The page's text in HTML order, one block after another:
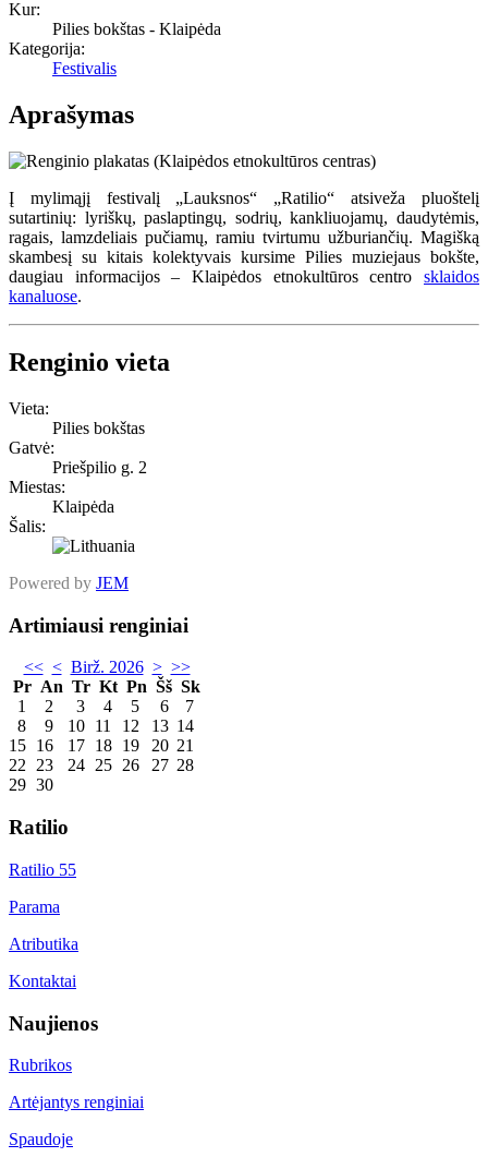
Kur:
Pilies bokštas - Klaipėda
Kategorija:
Festivalis
Aprašymas
Į mylimąjį festivalį „Lauksnos“ „Ratilio“ atsiveža pluoštelį
sutartinių: lyriškų, paslaptingų, sodrių, kankliuojamų, daudytėmis,
ragais, lamzdeliais pučiamų, ramiu tvirtumu užburiančių. Magišką
skambesį su kitais kolektyvais kursime Pilies muziejaus bokšte,
daugiau informacijos – Klaipėdos etnokultūros centro sklaidos
kanaluose.
Renginio vieta
Vieta:
Pilies bokštas
Gatvė:
Priešpilio g. 2
Miestas:
Klaipėda
Šalis:
Powered by JEM
Artimiausi renginiai
<< < Birž. 2026 > >>
Pr An Tr Kt Pn Šš Sk
1
2 3 4 5 6
7
8
9 10 11 12 13 14
15 16 17 18 19 20 21
22
23 24 25 26 27 28
29 30
Ratilio
Ratilio 55
Parama
Atributika
Kontaktai
Naujienos
Rubrikos
Artėjantys renginiai
Spaudoje